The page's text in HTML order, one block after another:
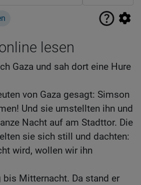
lesen
Gaza und sah dort eine Hure
von Gaza gesagt: Simson
Und sie umstellten ihn und
Nacht auf am Stadttor. Die
sie sich still und dachten:
wird, wollen wir ihn
bis Mitternacht. Da stand er